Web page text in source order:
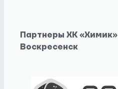
Партнеры ХК «Химик»
Воскресенск